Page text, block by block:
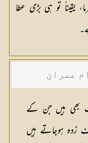
یقیناً تو ہی بڑی عطا
عمران
بھی ہیں جن کے
زدہ ہوجاتے ہیں